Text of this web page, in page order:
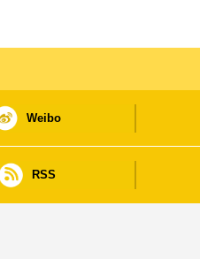
Weibo
RSS